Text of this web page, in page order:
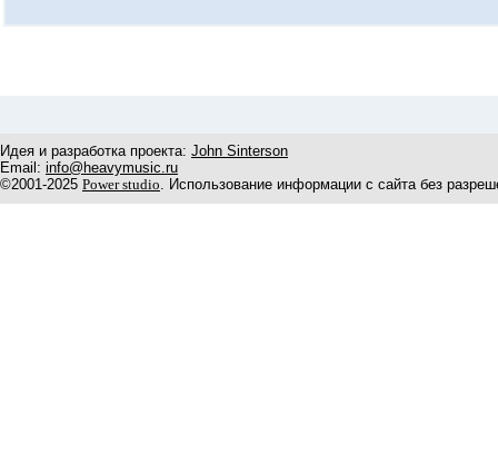
Идея и разработка проекта: John Sinterson
Email: info@heavymusic.ru
©2001-2025 Power studio. Использование информации с сайта без